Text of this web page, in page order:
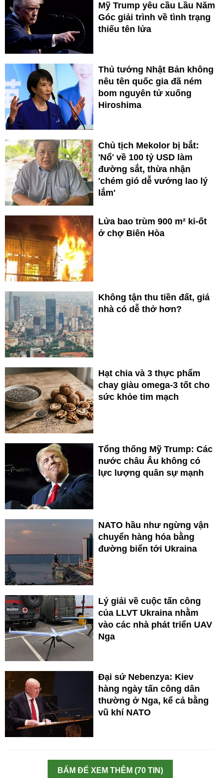
Mỹ Trump yêu cầu Lầu Năm
Góc giải trình về tình trạng
thiếu tên lửa
Thủ tướng Nhật Bản không
nêu tên quốc gia đã ném
bom nguyên tử xuống
Hiroshima
Chủ tịch Mekolor bị bắt:
'Nổ' về 100 tỷ USD làm
đường sắt, thừa nhận
'chém gió dễ vướng lao lý
lắm'
Lửa bao trùm 900 m² ki-ốt
ở chợ Biên Hòa
Không tận thu tiền đất, giá
nhà có dễ thở hơn?
Hạt chia và 3 thực phẩm
chay giàu omega-3 tốt cho
sức khỏe tim mạch
Tổng thống Mỹ Trump: Các
nước châu Âu không có
lực lượng quân sự mạnh
NATO hầu như ngừng vận
chuyển hàng hóa bằng
đường biển tới Ukraina
Lý giải về cuộc tấn công
của LLVT Ukraina nhằm
vào các nhà phát triển UAV
Nga
Đại sứ Nebenzya: Kiev
hàng ngày tấn công dân
thường ở Nga, kể cả bằng
vũ khí NATO
BẤM ĐỂ XEM THÊM (70 TIN)